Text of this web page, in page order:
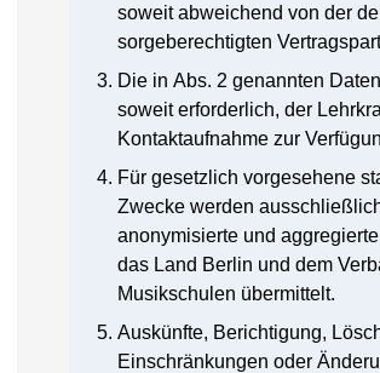
soweit abweichend von der
sorgeberechtigten
Die in Abs. 2 genannten
soweit erforderlich, der
Kontaktaufnahme zur
Für gesetzlich vorgesehene
Zwecke werden
anonymisierte und
das Land Berlin und dem
Musikschulen übermittelt.
Auskünfte, Berichtigung,
Einschränkungen oder